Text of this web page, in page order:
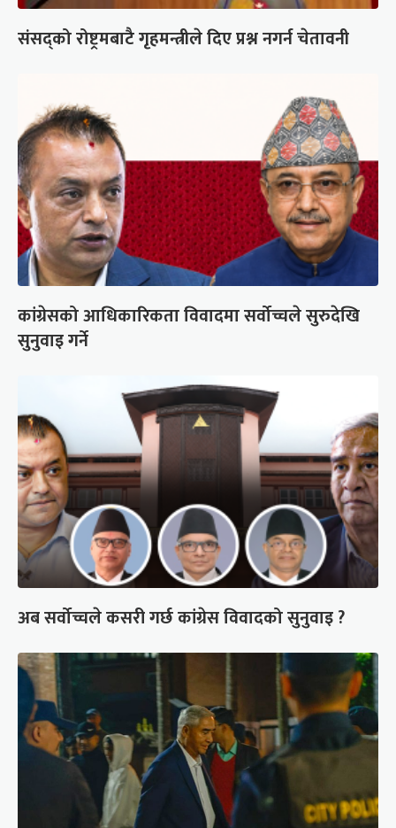
संसद्को रोष्ट्रमबाटै गृहमन्त्रीले दिए प्रश्न नगर्न चेतावनी
कांग्रेसको आधिकारिकता विवादमा सर्वोच्चले सुरुदेखि
सुनुवाइ गर्ने
अब सर्वोच्चले कसरी गर्छ कांग्रेस विवादको सुनुवाइ ?